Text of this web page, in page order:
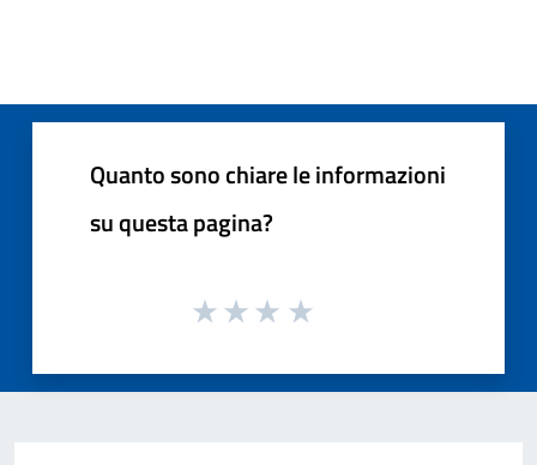
Quanto sono chiare le informazioni
su questa pagina?